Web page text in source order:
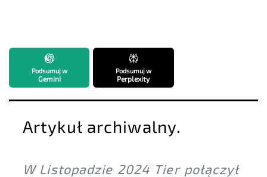
Podsumuj w
Gemini
Podsumuj w
Perplexity
Artykuł archiwalny.
W Listopadzie 2024 Tier połączył